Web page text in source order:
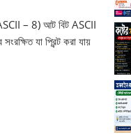
(ASCII – 8) আট বিট ASCII
যা প্রিন্ট করা যায়